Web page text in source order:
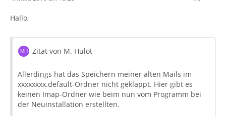
Hallo,
Zitat von M. Hulot
Allerdings hat das Speichern meiner alten Mails im
xxxxxxxx.default-Ordner nicht geklappt. Hier gibt es
keinen Imap-Ordner wie beim nun vom Programm bei
der Neuinstallation erstellten.